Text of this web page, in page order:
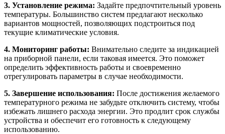
3. Установление режима: Задайте предпочтительный уровень
температуры. Большинство систем предлагают несколько
вариантов мощностей, позволяющих подстроиться под
текущие климатические условия.
4. Мониторинг работы: Внимательно следите за индикацией
на приборной панели, если таковая имеется. Это поможет
определить эффективность работы и своевременно
отрегулировать параметры в случае необходимости.
5. Завершение использования: После достижения желаемого
температурного режима не забудьте отключить систему, чтобы
избежать лишнего расхода энергии. Это продлит срок службы
устройства и обеспечит его готовность к следующему
использованию.